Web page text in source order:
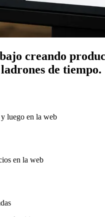
creando
de tiempo.
luego en la web
en la web